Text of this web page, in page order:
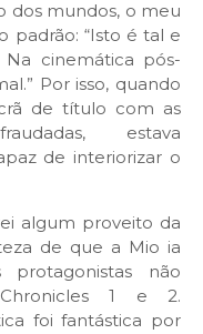
dos mundos, o meu
padrão: “Isto é tal e
cinemática pós-
Por isso, quando
de título com as
estava
de interiorizar o
algum proveito da
de que a Mio ia
protagonistas não
1 e 2.
foi fantástica por